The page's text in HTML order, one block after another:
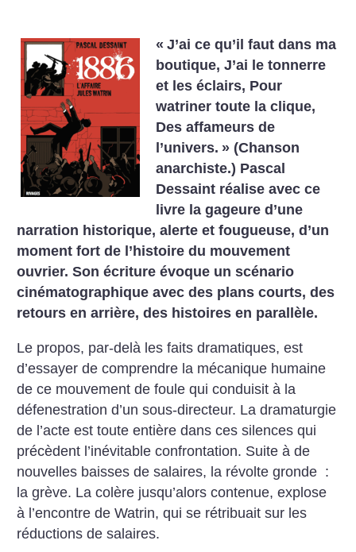
« J’ai ce qu’il faut dans ma
boutique, J’ai le tonnerre
et les éclairs, Pour
watriner toute la clique,
Des affameurs de
l’univers. » (Chanson
anarchiste.) Pascal
Dessaint réalise avec ce
livre la gageure d’une
narration historique, alerte et fougueuse, d’un
moment fort de l’histoire du mouvement
ouvrier. Son écriture évoque un scénario
cinématographique avec des plans courts, des
retours en arrière, des histoires en parallèle.
Le propos, par-delà les faits dramatiques, est
d’essayer de comprendre la mécanique humaine
de ce mouvement de foule qui conduisit à la
défenestration d’un sous-directeur. La dramaturgie
de l’acte est toute entière dans ces silences qui
précèdent l’inévitable confrontation. Suite à de
nouvelles baisses de salaires, la révolte gronde :
la grève. La colère jusqu’alors contenue, explose
à l’encontre de Watrin, qui se rétribuait sur les
réductions de salaires.